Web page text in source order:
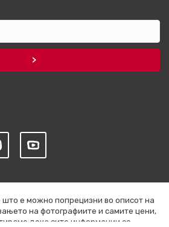
што е можно попрецизни во описот на
на фотографиите и самите цени,
дека сите информации се